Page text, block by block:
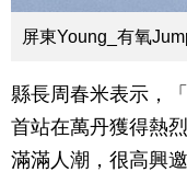
屏東Young_有氧
縣長周春米表示，
首站在萬丹獲得熱
滿滿人潮，很高興